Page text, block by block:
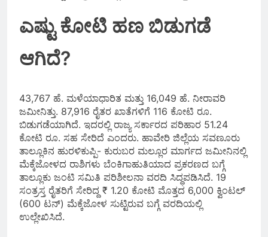
ಎಷ್ಟು ಕೋಟಿ ಹಣ ಬಿಡುಗಡೆ
ಆಗಿದೆ?
43,767 ಹೆ. ಮಳೆಯಾಧಾರಿತ ಮತ್ತು 16,049 ಹೆ. ನೀರಾವರಿ
ಜಮೀನಿತ್ತು. 87,916 ರೈತರ ಖಾತೆಗಳಿಗೆ 116 ಕೋಟಿ ರೂ.
ಬಿಡುಗಡೆಯಾಗಿದೆ. ಇದರಲ್ಲಿ ರಾಜ್ಯ ಸರ್ಕಾರದ ಪರಿಹಾರ 51.24
ಕೋಟಿ ರೂ. ಸಹ ಸೇರಿದೆ ಎಂದರು. ಹಾವೇರಿ ಜಿಲ್ಲೆಯ ಸವಣೂರು
ತಾಲ್ಲೂಕಿನ ಹುರಳಿಕುಪ್ಪಿ- ಕುರುಬರ ಮಲ್ಲೂರ ಮಾರ್ಗದ ಜಮೀನಿನಲ್ಲಿ
ಮೆಕ್ಕೆಜೋಳದ ರಾಶಿಗಳು ಬೆಂಕಿಗಾಹುತಿಯಾದ ಪ್ರಕರಣದ ಬಗ್ಗೆ
ತಾಲ್ಲೂಕು ಜಂಟಿ ಸಮಿತಿ ಪರಿಶೀಲನಾ ವರದಿ ಸಿದ್ಧಪಡಿಸಿದೆ. 19
ಸಂತ್ರಸ್ತ ರೈತರಿಗೆ ಸೇರಿದ್ದ ₹ 1.20 ಕೋಟಿ ಮೊತ್ತದ 6,000 ಕ್ವಿಂಟಲ್
(600 ಟನ್‌) ಮೆಕ್ಕೆಜೋಳ ಸುಟ್ಟಿರುವ ಬಗ್ಗೆ ವರದಿಯಲ್ಲಿ
ಉಲ್ಲೇಖಿಸಿದೆ.